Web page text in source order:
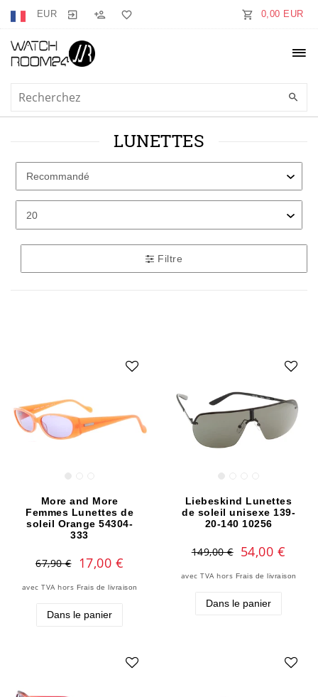
EUR 0,00 EUR
LUNETTES
Filtre
More and More
Femmes Lunettes de
soleil Orange 54304-
333
67,90 € 17,00 €
avec TVAhors Frais de livraison
Dans le panier
Liebeskind Lunettes
de soleil unisexe 139-
20-140 10256
149,00 € 54,00 €
avec TVAhors Frais de livraison
Dans le panier